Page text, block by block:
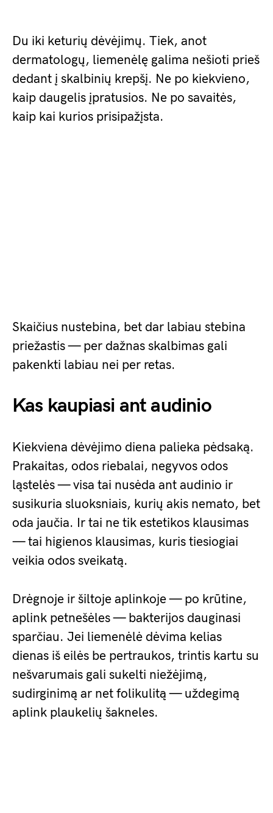
Du iki keturių dėvėjimų. Tiek, anot
dermatologų, liemenėlę galima nešioti prieš
dedant į skalbinių krepšį. Ne po kiekvieno,
kaip daugelis įpratusios. Ne po savaitės,
kaip kai kurios prisipažįsta.
Skaičius nustebina, bet dar labiau stebina
priežastis — per dažnas skalbimas gali
pakenkti labiau nei per retas.
Kas kaupiasi ant audinio
Kiekviena dėvėjimo diena palieka pėdsaką.
Prakaitas, odos riebalai, negyvos odos
ląstelės — visa tai nusėda ant audinio ir
susikuria sluoksniais, kurių akis nemato, bet
oda jaučia. Ir tai ne tik estetikos klausimas
— tai higienos klausimas, kuris tiesiogiai
veikia odos sveikatą.
Drėgnoje ir šiltoje aplinkoje — po krūtine,
aplink petnešėles — bakterijos dauginasi
sparčiau. Jei liemenėlė dėvima kelias
dienas iš eilės be pertraukos, trintis kartu su
nešvarumais gali sukelti niežėjimą,
sudirginimą ar net folikulitą — uždegimą
aplink plaukelių šakneles.